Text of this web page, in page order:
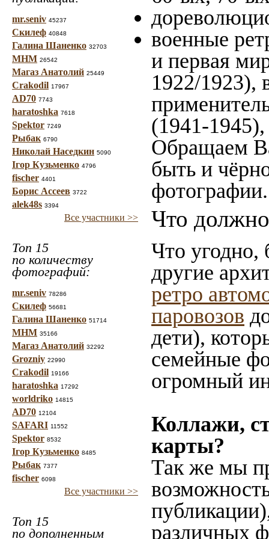
mr.seniv 45237
Скилеф 40848
Галина Шаненко 32703
МНМ 26542
Магаз Анатолий 25449
Crakodil 17967
AD70 7743
haratoshka 7618
Spektor 7249
Рыбак 6790
Николай Наседкин 5090
Ігор Кузьменко 4796
fischer 4401
Борис Ассеев 3722
alek48s 3394
Все участники >>
Топ 15
по количеству
фотографий:
mr.seniv 78286
Скилеф 56681
Галина Шаненко 51714
МНМ 35166
Магаз Анатолий 32292
Grozniy 22990
Crakodil 19166
haratoshka 17292
worldriko 14815
AD70 12104
SAFARI 11552
Spektor 8532
Ігор Кузьменко 8485
Рыбак 7377
fischer 6098
Все участники >>
Топ 15
по дополненным
военные
и первая
1922/1923),
(1941-
Обращаем
быть и
фотографии.
Что
Что угодно,
другие
ретро
паровозов
дети),
семейные
огромный
Коллажи,
карты?
Так же мы
различных